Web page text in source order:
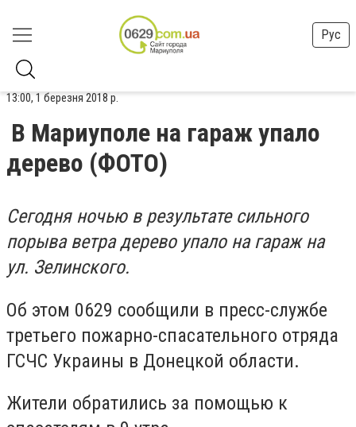
Рус
13:00, 1 березня 2018 р.
В Мариуполе на гараж упало
дерево (ФОТО)
Сегодня ночью в результате сильного
порыва ветра дерево упало на гараж на
ул. Зелинского.
Об этом 0629 сообщили в пресс-службе
третьего пожарно-спасательного отряда
ГСЧС Украины в Донецкой области.
Жители обратились за помощью к